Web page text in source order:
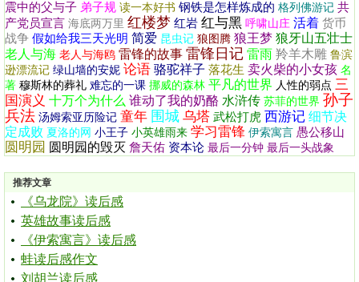
震中的父与子 弟子规 读一本好书 钢铁是怎样炼成的 格列佛游记 共
产党员宣言 海底两万里 红楼梦 红岩 红与黑 呼啸山庄 活着 货币
战争 假如给我三天光明 简爱 昆虫记 狼图腾 狼王梦 狼牙山五壮士
老人与海 老人与海鸥 雷锋的故事 雷锋日记 雷雨 羚羊木雕 鲁滨
逊漂流记 绿山墙的安妮 论语 骆驼祥子 落花生 卖火柴的小女孩 名
著 穆斯林的葬礼 难忘的一课 挪威的森林 平凡的世界 人性的弱点 三
国演义 十万个为什么 谁动了我的奶酪 水浒传 苏菲的世界 孙子
兵法 汤姆索亚历险记 童年 围城 乌塔 武松打虎 西游记 细节决
定成败 夏洛的网 小王子 小英雄雨来 学习雷锋 伊索寓言 愚公移山
圆明园 圆明园的毁灭 詹天佑 资本论 最后一分钟 最后一头战象
推荐文章
《乌龙院》读后感
英雄故事读后感
《伊索寓言》读后感
蛙读后感作文
刘胡兰读后感